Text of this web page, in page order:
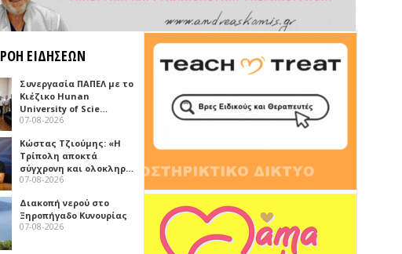
ΡΟΗ ΕΙΔΗΣΕΩΝ
Συνεργασία ΠΑΠΕΛ με το
Κιέζικο Hunan
University of Scie…
07-08-2026
Κώστας Τζιούμης: «Η
Τρίπολη αποκτά
σύγχρονη και ολοκληρ…
07-08-2026
Διακοπή νερού στο
Ξηροπήγαδο Κυνουρίας
07-08-2026